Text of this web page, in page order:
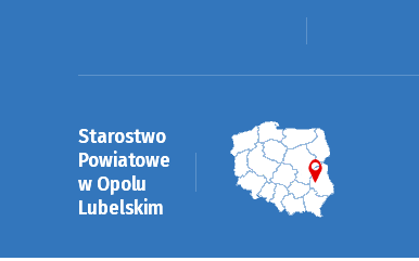
Starostwo
Powiatowe
w Opolu
Lubelskim